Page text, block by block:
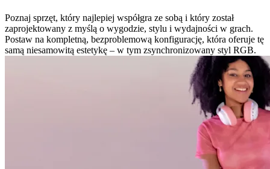
Poznaj sprzęt, który najlepiej współgra ze sobą i który został
zaprojektowany z myślą o wygodzie, stylu i wydajności w grach.
Postaw na kompletną, bezproblemową konfigurację, która oferuje tę
samą niesamowitą estetykę – w tym zsynchronizowany styl RGB.